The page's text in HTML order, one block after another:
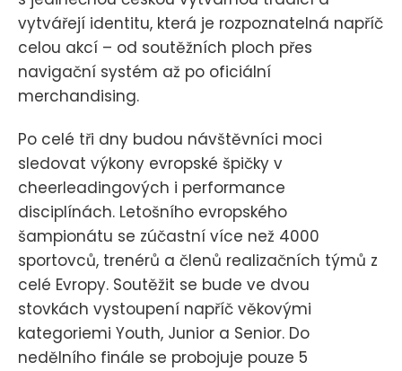
vytvářejí identitu, která je rozpoznatelná napříč
celou akcí – od soutěžních ploch přes
navigační systém až po oficiální
merchandising.
Po celé tři dny budou návštěvníci moci
sledovat výkony evropské špičky v
cheerleadingových i performance
disciplínách. Letošního evropského
šampionátu se zúčastní více než 4000
sportovců, trenérů a členů realizačních týmů z
celé Evropy. Soutěžit se bude ve dvou
stovkách vystoupení napříč věkovými
kategoriemi Youth, Junior a Senior. Do
nedělního finále se probojuje pouze 5